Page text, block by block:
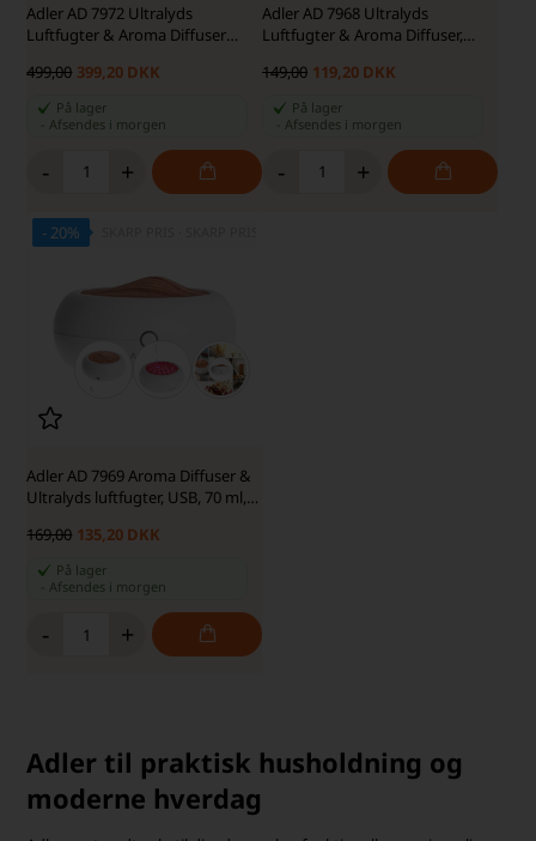
Adler AD 7972 Ultralyds
Luftfugter & Aroma Diffuser
499,00 399,20 DKK
På lager
Afsendes i morgen
- +
Adler AD 7968 Ultralyds
Luftfugter & Aroma Diffuser,
149,00 119,20 DKK
På lager
Afsendes i morgen
- +
- 20%
Adler AD 7969 Aroma Diffuser &
Ultralyds luftfugter, USB, 70 ml,
169,00 135,20 DKK
På lager
-Afsendes i morgen
- +
Adler til praktisk husholdning og
moderne hverdag